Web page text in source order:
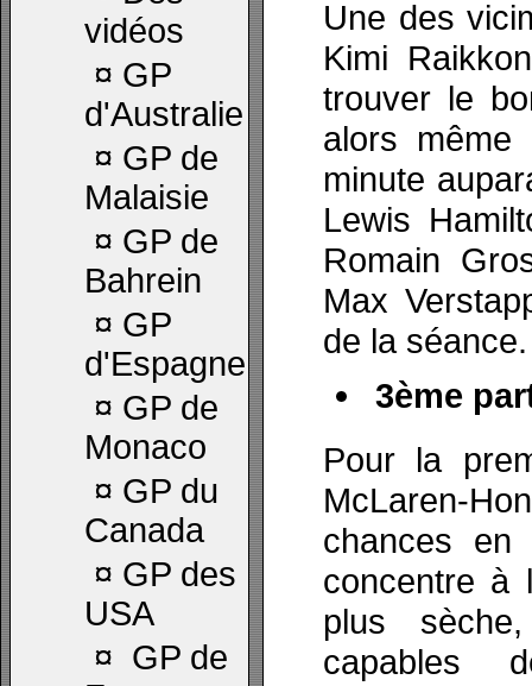
vidéos
¤ GP
d'Australie
¤ GP de
Malaisie
¤ GP de
Bahrein
¤ GP
d'Espagne
¤ GP de
Monaco
¤ GP du
Canada
¤ GP des
USA
¤ GP de
Une des
Kimi
trouver le
alors même
minute
Lewis
Romain
Max
de la séance.
3ème
Pour la
McLaren-
chances en
concentre à
plus
capables